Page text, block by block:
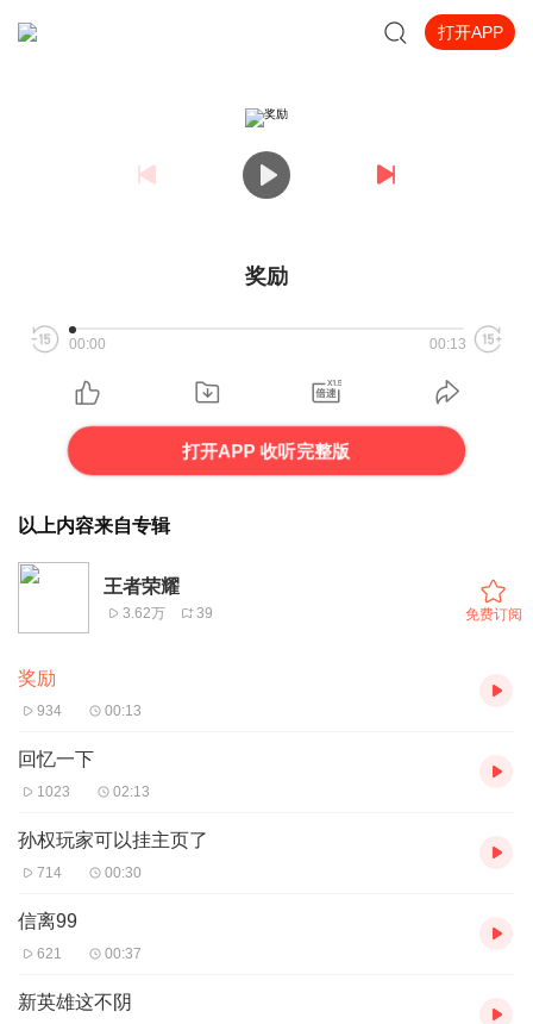
打开APP
奖励
00:00 00:13
打开APP 收听完整版
以上内容来自专辑
王者荣耀
3.62万 39 免费订阅
奖励
934 00:13
回忆一下
1023 02:13
孙权玩家可以挂主页了
714 00:30
信离99
621 00:37
新英雄这不阴